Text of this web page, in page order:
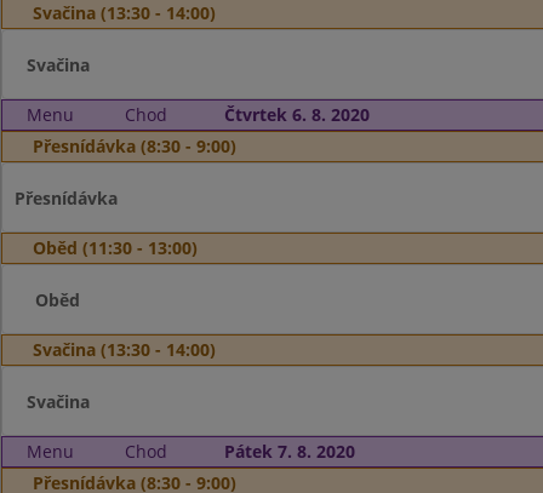
Svačina (13:30 - 14:00)
Svačina
Menu Chod
Čtvrtek 6. 8. 2020
Přesnídávka (8:30 - 9:00)
Přesnídávka
Oběd (11:30 - 13:00)
Oběd
Svačina (13:30 - 14:00)
Svačina
Menu Chod
Pátek 7. 8. 2020
Přesnídávka (8:30 - 9:00)